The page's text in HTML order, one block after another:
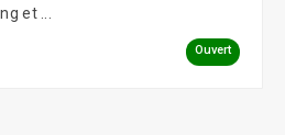
et ...
Ouvert